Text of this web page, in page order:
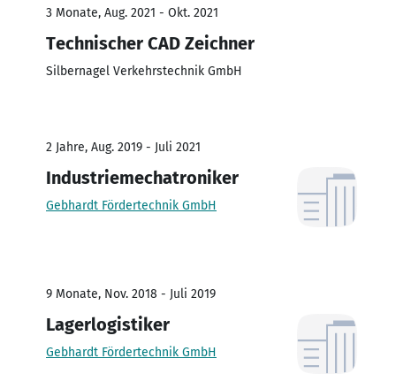
3 Monate, Aug. 2021 - Okt. 2021
Technischer CAD Zeichner
Silbernagel Verkehrstechnik GmbH
2 Jahre, Aug. 2019 - Juli 2021
Industriemechatroniker
Gebhardt Fördertechnik GmbH
9 Monate, Nov. 2018 - Juli 2019
Lagerlogistiker
Gebhardt Fördertechnik GmbH